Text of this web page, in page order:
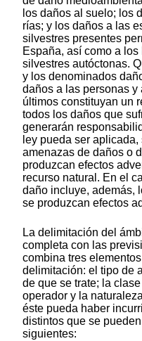
los daños al suelo; los
rías; y los daños a las
silvestres presentes
España, así como a
silvestres autóctonas.
y los denominados
daños a las personas
últimos constituyan un
todos los daños que
generarán
ley pueda ser
amenazas de daños o
produzcan efectos
recurso natural. En el
daño incluye, además,
se produzcan efectos
La delimitación del
completa con las
combina tres
delimitación: el tipo de
de que se trate; la
operador y la
éste pueda haber
distintos que se
siguientes: